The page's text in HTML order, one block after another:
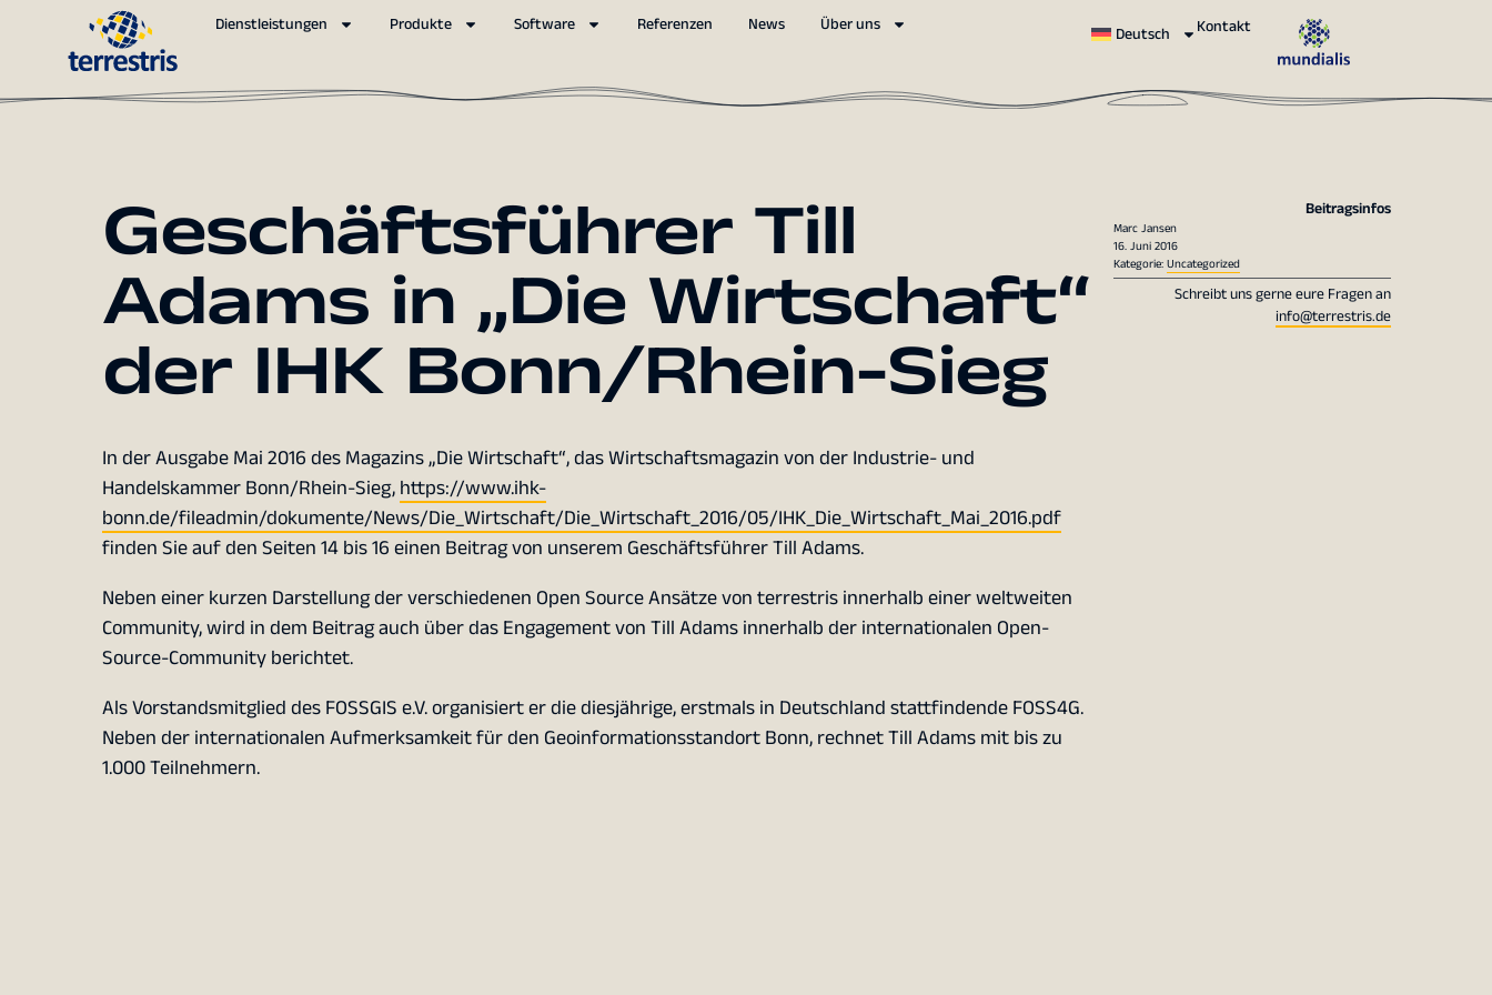
Dienstleistungen Produkte Software Referenzen News Über uns Deutsch Kontakt
Geschäftsführer Till
Adams in „Die Wirtschaft“
der IHK Bonn/Rhein-Sieg
In der Ausgabe Mai 2016 des Magazins „Die Wirtschaft“, das Wirtschaftsmagazin von der Industrie- und
Handelskammer Bonn/Rhein-Sieg,https://www.ihk-
bonn.de/fileadmin/dokumente/News/Die_Wirtschaft/Die_Wirtschaft_2016/05/IHK_Die_Wirtschaft_Mai_2016.pdf
finden Sie auf den Seiten 14 bis 16 einen Beitrag von unserem Geschäftsführer Till Adams.
Neben einer kurzen Darstellung der verschiedenen Open Source Ansätze von terrestris innerhalb einer weltweiten
Community, wird in dem Beitrag auch über das Engagement von Till Adams innerhalb der internationalen Open-
Source-Community berichtet.
Als Vorstandsmitglied des FOSSGIS e.V. organisiert er die diesjährige, erstmals in Deutschland stattfindende FOSS4G.
Neben der internationalen Aufmerksamkeit für den Geoinformationsstandort Bonn, rechnet Till Adams mit bis zu
1.000 Teilnehmern.
Beitragsinfos
Marc Jansen
16. Juni 2016
Kategorie:Uncategorized
Schreibt uns gerne eure Fragen an
info@terrestris.de